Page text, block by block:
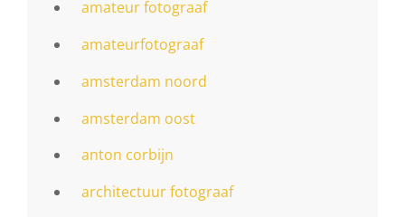
amateur fotograaf
amateurfotograaf
amsterdam noord
amsterdam oost
anton corbijn
architectuur fotograaf